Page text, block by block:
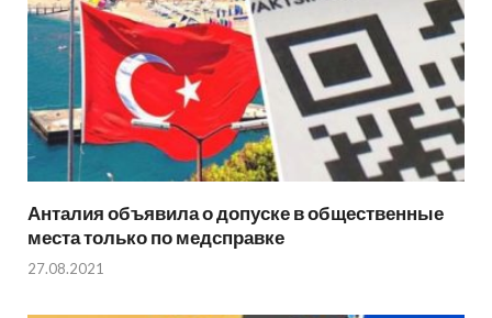
Анталия объявила о допуске в общественные
места только по медсправке
27.08.2021